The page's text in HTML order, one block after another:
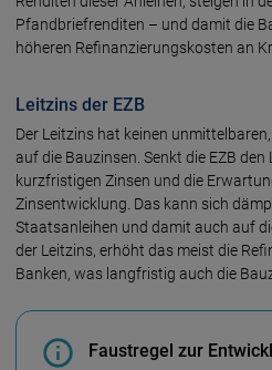
Pfandbriefrenditen – und damit die
höheren Refinanzierungskosten an
Leitzins der EZB
Der Leitzins hat keinen
auf die Bauzinsen. Senkt die EZB
kurzfristigen Zinsen und die
Zinsentwicklung. Das kann sich
Staatsanleihen und damit auch auf
der Leitzins, erhöht das meist die
Banken, was langfristig auch die
Faustregel zur